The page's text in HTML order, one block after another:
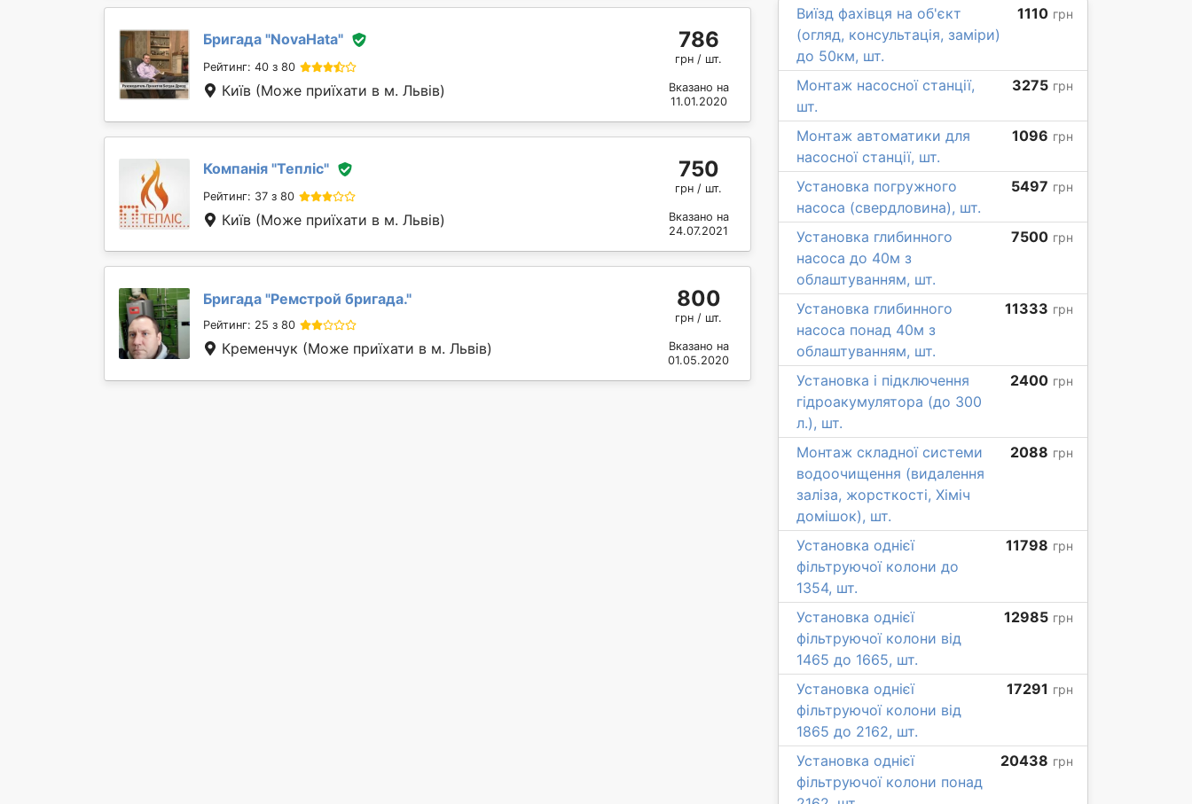
Бригада "NovaHata"
Рейтинг: 40 з 80
Київ (Може приїхати в м. Львів)
786
грн / шт.
Вказано на
11.01.2020
Компанія "Тепліс"
Рейтинг: 37 з 80
Київ (Може приїхати в м. Львів)
750
грн / шт.
Вказано на
24.07.2021
Бригада "Ремстрой бригада."
Рейтинг: 25 з 80
Кременчук (Може приїхати в м. Львів)
800
грн / шт.
Вказано на
01.05.2020
Виїзд фахівця на об'єкт
(огляд, консультація, заміри)
до 50км, шт.
1110 грн
Монтаж насосної станції,
шт.
3275 грн
Монтаж автоматики для
насосної станції, шт.
1096 грн
Установка погружного
насоса (свердловина), шт.
5497 грн
Установка глибинного
насоса до 40м з
облаштуванням, шт.
7500 грн
Установка глибинного
насоса понад 40м з
облаштуванням, шт.
11333 грн
Установка і підключення
гідроакумулятора (до 300
л.), шт.
2400 грн
Монтаж складної системи
водоочищення (видалення
заліза, жорсткості, Хіміч
домішок), шт.
2088 грн
Установка однієї
фільтруючої колони до
1354, шт.
11798 грн
Установка однієї
фільтруючої колони від
1465 до 1665, шт.
12985 грн
Установка однієї
фільтруючої колони від
1865 до 2162, шт.
17291 грн
Установка однієї
фільтруючої колони понад
20438 грн